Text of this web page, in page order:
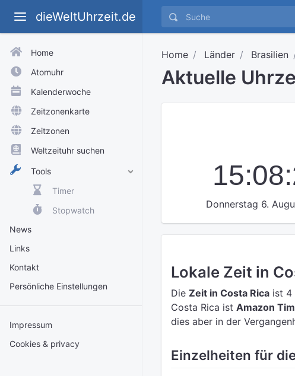
dieWeltUhrzeit.de
Home
Atomuhr
Kalenderwoche
Zeitzonenkarte
Zeitzonen
Weltzeituhr suchen
Tools
Timer
Stopwatch
News
Links
Kontakt
Persönliche Einstellungen
Impressum
Cookies & privacy
Home Länder Brasilien
Aktuelle
Donnerstag 6.
Lokale Zeit in
Die Zeit in Costa Rica ist 4
Costa Rica ist Amazon
dies aber in der
Einzelheiten für